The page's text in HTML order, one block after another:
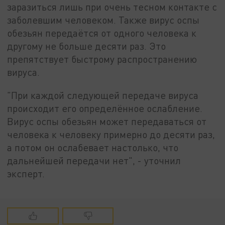
заразиться лишь при очень тесном контакте с
заболевшим человеком. Также вирус оспы
обезьян передаётся от одного человека к
другому не больше десяти раз. Это
препятствует быстрому распространению
вируса.
"При каждой следующей передаче вируса
происходит его определённое ослабление.
Вирус оспы обезьян может передаваться от
человека к человеку примерно до десяти раз,
а потом он ослабевает настолько, что
дальнейшей передачи нет", - уточнил
эксперт.